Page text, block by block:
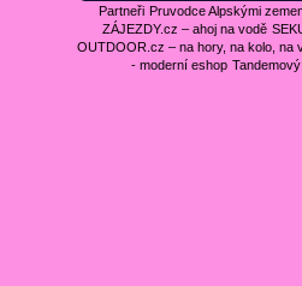
Partneři Pruvodce Alpskými
ZÁJEZDY.cz – ahoj na vodě
OUTDOOR.cz – na hory, na kolo, na
- moderní eshop